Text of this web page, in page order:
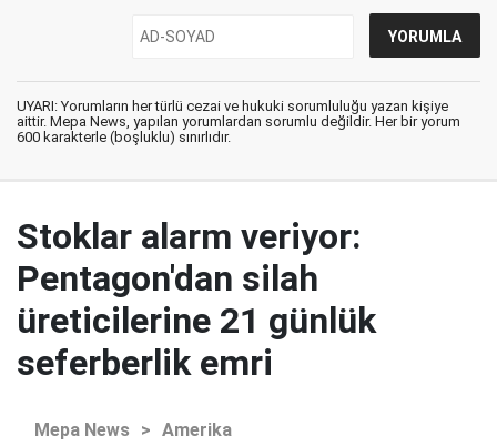
UYARI: Yorumların her türlü cezai ve hukuki sorumluluğu yazan kişiye
aittir. Mepa News, yapılan yorumlardan sorumlu değildir. Her bir yorum
600 karakterle (boşluklu) sınırlıdır.
Stoklar alarm veriyor:
Pentagon'dan silah
üreticilerine 21 günlük
seferberlik emri
Mepa News > Amerika